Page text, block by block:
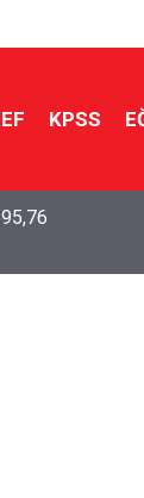
KPSS